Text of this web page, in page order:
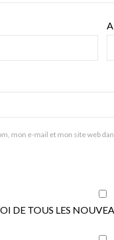
mon e-mail et mon site web
DE TOUS LES